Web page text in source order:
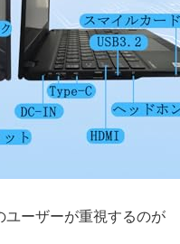
ユーザーが重視するのが